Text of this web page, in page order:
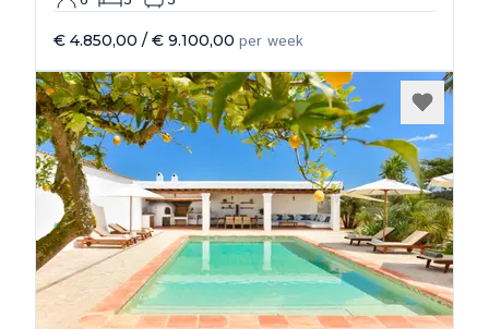
€ 4.850,00 / € 9.100,00 per week